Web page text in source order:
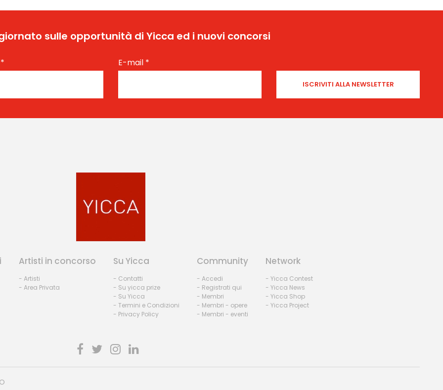
sulle opportunità di Yicca ed i nuovi concorsi
* E-mail *
Artisti in concorso
- Artisti
- Area Privata
Su Yicca
- Contatti
- Su yicca prize
- Su Yicca
- Termini e Condizioni
- Privacy Policy
Community
- Accedi
- Registrati qui
- Membri
- Membri - opere
- Membri - eventi
Network
- Yicca Contest
- Yicca News
- Yicca Shop
- Yicca Project